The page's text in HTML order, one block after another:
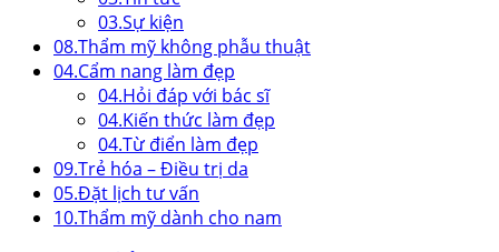
03.Sự kiện
08.Thẩm mỹ không phẫu thuật
04.Cẩm nang làm đẹp
04.Hỏi đáp với bác sĩ
04.Kiến thức làm đẹp
04.Từ điển làm đẹp
09.Trẻ hóa – Điều trị da
05.Đặt lịch tư vấn
10.Thẩm mỹ dành cho nam